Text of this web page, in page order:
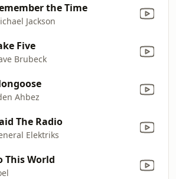
the Time
Jackson
Five
Brubeck
Ahbez
The Radio
Elektriks
This World